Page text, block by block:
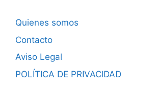
Quienes somos
Contacto
Aviso Legal
POLÍTICA DE PRIVACIDAD